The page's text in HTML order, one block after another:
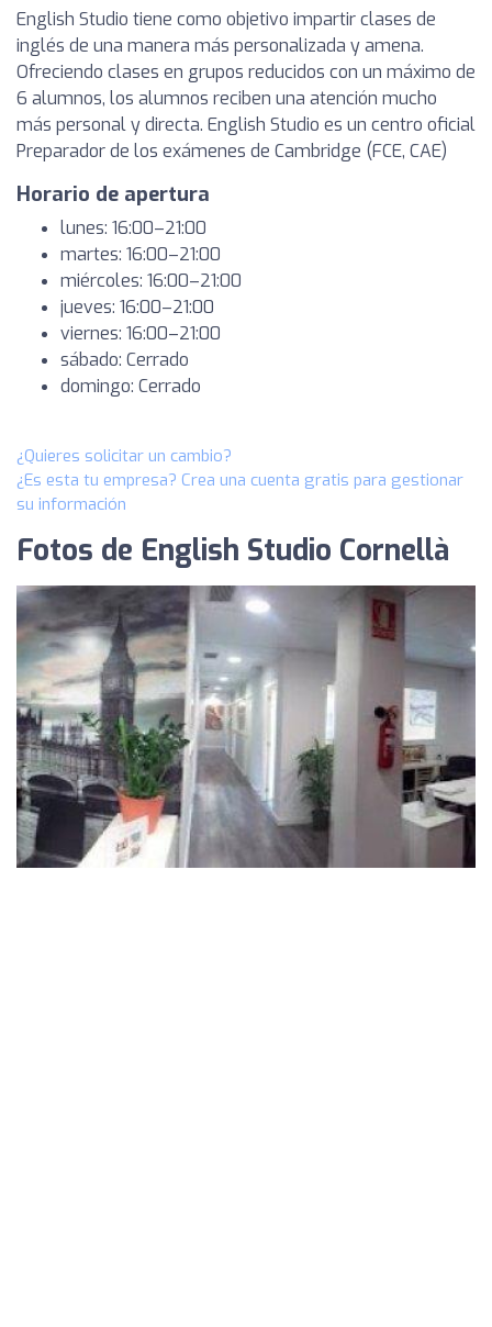
English Studio tiene como objetivo impartir clases de
inglés de una manera más personalizada y amena.
Ofreciendo clases en grupos reducidos con un máximo de
6 alumnos, los alumnos reciben una atención mucho
más personal y directa. English Studio es un centro oficial
Preparador de los exámenes de Cambridge (FCE, CAE)
Horario de apertura
lunes: 16:00–21:00
martes: 16:00–21:00
miércoles: 16:00–21:00
jueves: 16:00–21:00
viernes: 16:00–21:00
sábado: Cerrado
domingo: Cerrado
¿Quieres solicitar un cambio?
¿Es esta tu empresa? Crea una cuenta gratis para gestionar
su información
Fotos de English Studio Cornellà